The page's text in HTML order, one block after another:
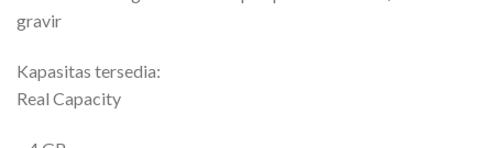
gravir
Kapasitas tersedia:
Real Capacity